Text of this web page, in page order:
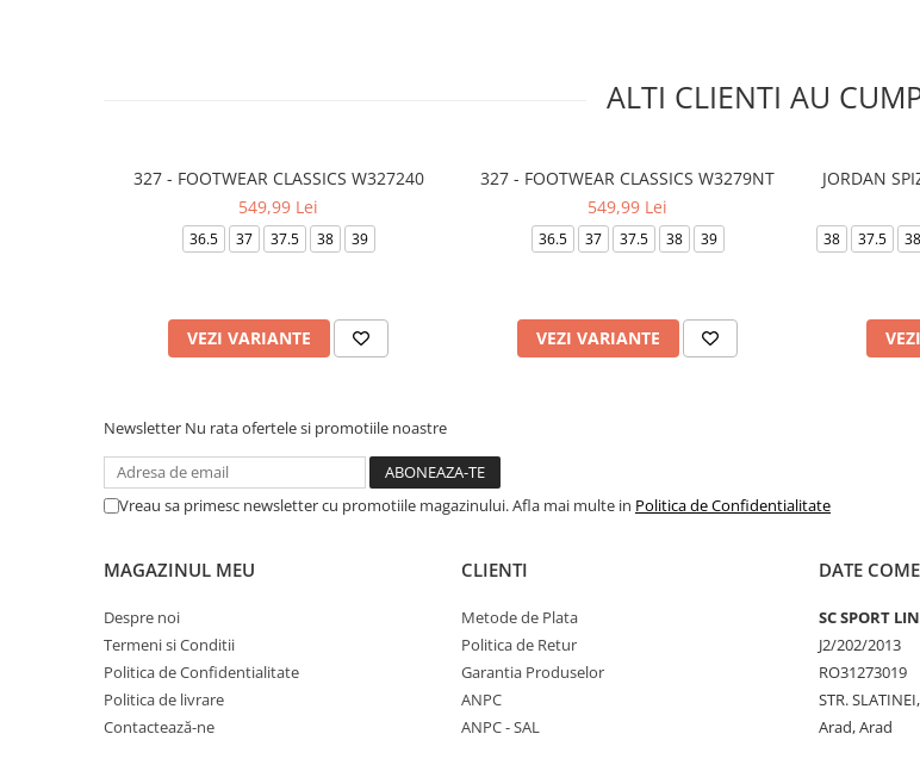
ALTI CLIENTI AU
327 - FOOTWEAR CLASSICS W327240
549,99 Lei
36.5 37 37.5 38 39
VEZI VARIANTE
327 - FOOTWEAR CLASSICS W3279NT
549,99 Lei
36.5 37 37.5 38 39
VEZI VARIANTE
JORDAN
38 37.5
Newsletter Nu rata ofertele si promotiile noastre
Vreau sa primesc newsletter cu promotiile magazinului. Afla mai multe in Politica de Confidentialitate
MAGAZINUL MEU
Despre noi
Termeni si Conditii
Politica de Confidentialitate
Politica de livrare
Contactează-ne
CLIENTI
Metode de Plata
Politica de Retur
Garantia Produselor
ANPC
ANPC - SAL
DATE
SC SPORT
J2/202/2013
RO31273019
STR.
Arad, Arad